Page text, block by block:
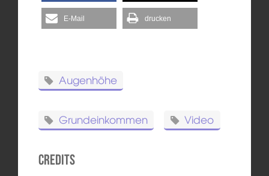
E-Mail drucken
Augenhöhe
Grundeinkommen Video
Credits